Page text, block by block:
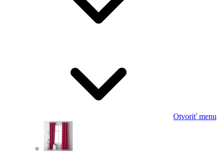
Otvoriť menu